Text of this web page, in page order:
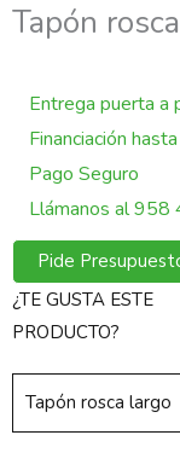
Tapón
Entrega puerta a
Financiación
Pago Seguro
Llámanos al
Pide
¿TE GUSTA ESTE
PRODUCTO?
Tapón rosca largo